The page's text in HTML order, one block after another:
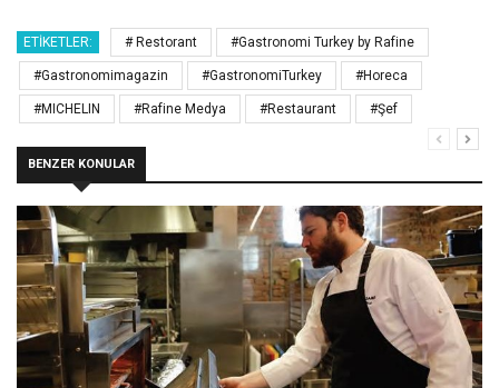
ETIKETLER: # Restorant #Gastronomi Turkey by Rafine
#Gastronomimagazin #GastronomiTurkey #Horeca
#MICHELIN #Rafine Medya #Restaurant #Şef
BENZER KONULAR